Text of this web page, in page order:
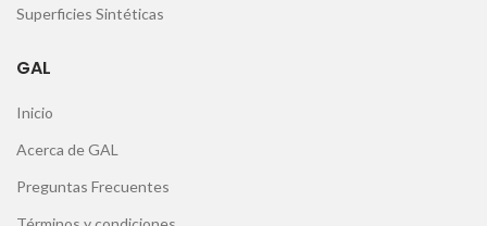
Superficies Sintéticas
GAL
Inicio
Acerca de GAL
Preguntas Frecuentes